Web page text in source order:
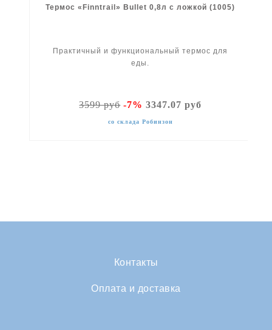
Термос «Finntrail» Bullet 0,8л с ложкой (1005)
Практичный и функциональный термос для
еды.
3599 руб-7% 3347.07 руб
со склада Робинзон
Контакты
Оплата и доставка